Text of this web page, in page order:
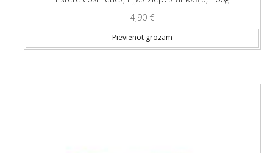
4,90 €
Pievienot grozam